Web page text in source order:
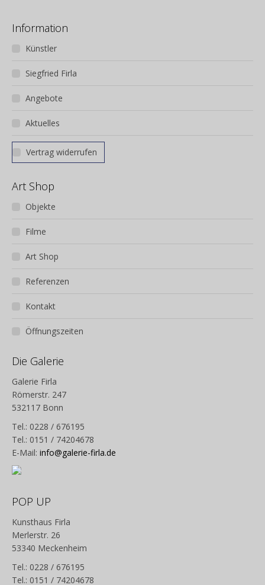
Information
Künstler
Siegfried Firla
Angebote
Aktuelles
Vertrag widerrufen
Art Shop
Objekte
Filme
Art Shop
Referenzen
Kontakt
Öffnungszeiten
Die Galerie
Galerie Firla
Römerstr. 247
532117 Bonn
Tel.: 0228 / 676195
Tel.: 0151 / 74204678
E-Mail: info@galerie-firla.de
POP UP
Kunsthaus Firla
Merlerstr. 26
53340 Meckenheim
Tel.: 0228 / 676195
Tel.: 0151 / 74204678